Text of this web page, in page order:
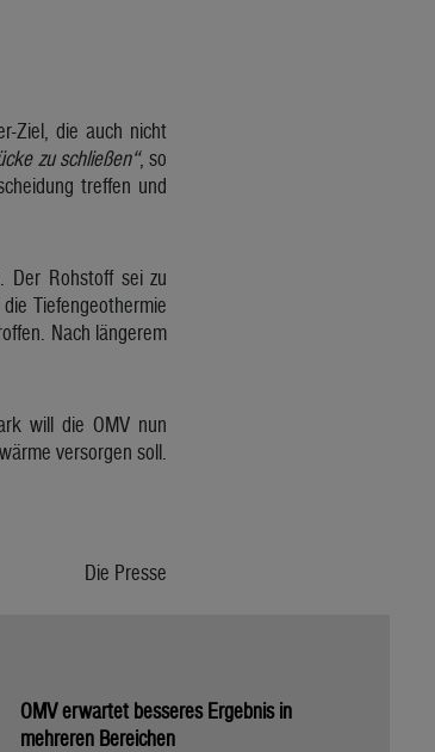
Ziel, die auch nicht
zu schließen“, so
treffen und
Der Rohstoff sei zu
Tiefengeothermie
Nach längerem
will die OMV nun
versorgen soll.
Die Presse
OMV erwartet besseres Ergebnis in
mehreren Bereichen